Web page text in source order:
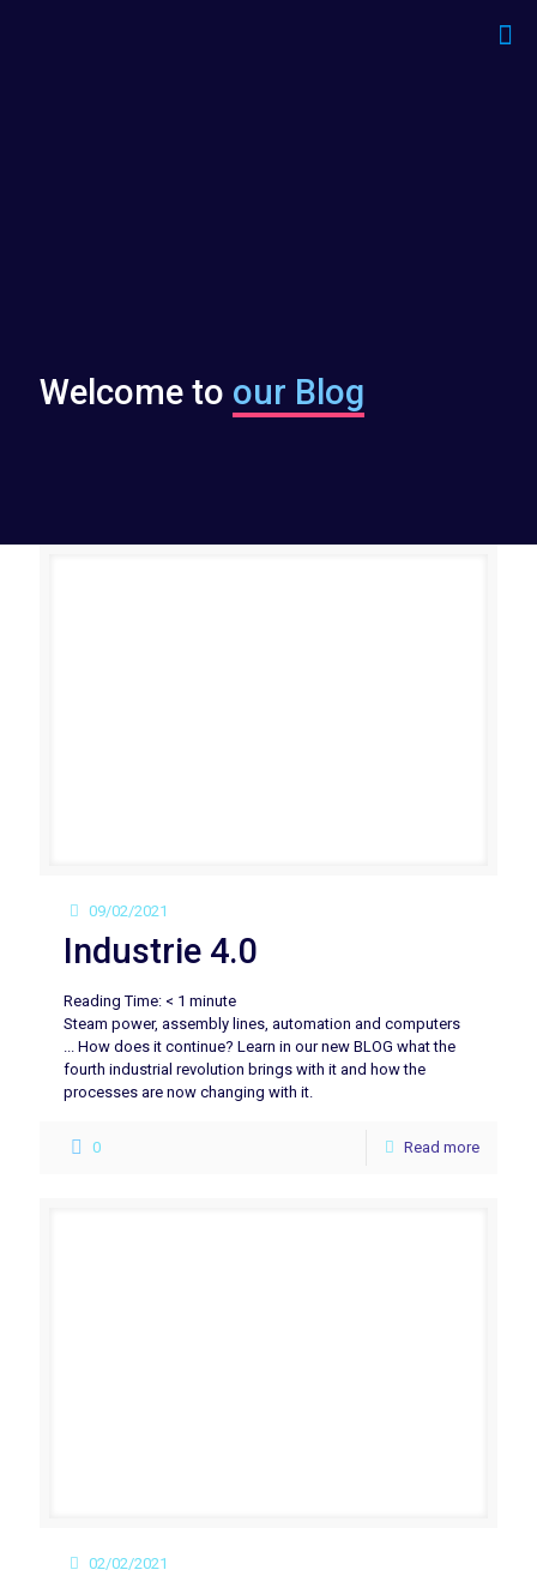
Welcome to our Blog
09/02/2021
Industrie 4.0
Reading Time: < 1 minute
Steam power, assembly lines, automation and computers
... How does it continue? Learn in our new BLOG what the
fourth industrial revolution brings with it and how the
processes are now changing with it.
0 Read more
02/02/2021